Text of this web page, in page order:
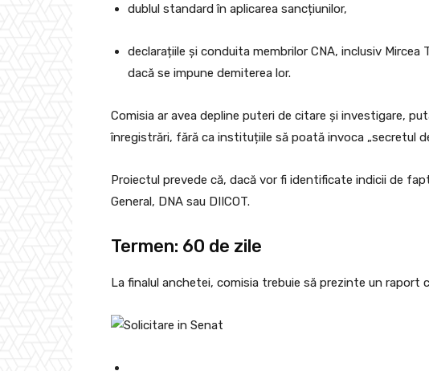
dublul standard în aplicarea sancțiunilor,
declarațiile și conduita membrilor CNA, inclusiv
dacă se impune demiterea lor.
Comisia ar avea depline puteri de citare și investigare,
înregistrări, fără ca instituțiile să poată invoca „secretul
Proiectul prevede că, dacă vor fi identificate indicii de
General, DNA sau DIICOT.
Termen: 60 de zile
La finalul anchetei, comisia trebuie să prezinte un raport